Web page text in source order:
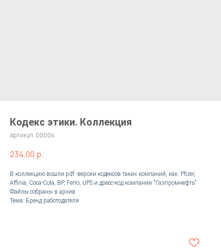
Кодекс этики. Коллекция
Артикул: 00004
234,00 р.
В коллекцию вошли pdf -версии кодексов таких компаний, как: Pfizer,
Affinia, Coca-Cola, BP, Ferro, UPS и дресс-код компании "Газпромнефть"
Файлы собраны в архив.
Тема: Бренд работодателя